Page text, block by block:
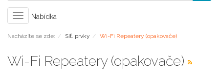
Toggle
navigation
Nabídka
Nacházíte se zde: Síť. prvky Wi-Fi Repeatery (opakovače)
Wi-Fi Repeatery (opakovače)